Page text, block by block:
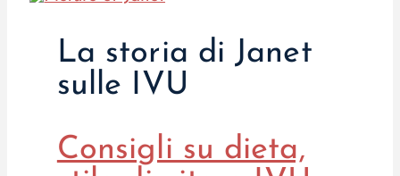
La storia di Janet
sulle IVU
Consigli su dieta,